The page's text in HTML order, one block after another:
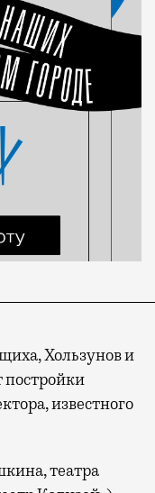
Хользунов и
постройки
известного
театра